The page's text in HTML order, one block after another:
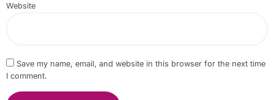
Website
Save my name, email, and website in this browser for the next time
I comment.